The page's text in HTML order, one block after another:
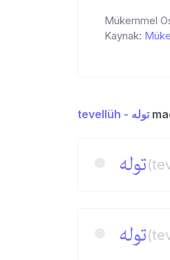
Mükemmel
Kaynak:
tevellüh - توله
توله
توله